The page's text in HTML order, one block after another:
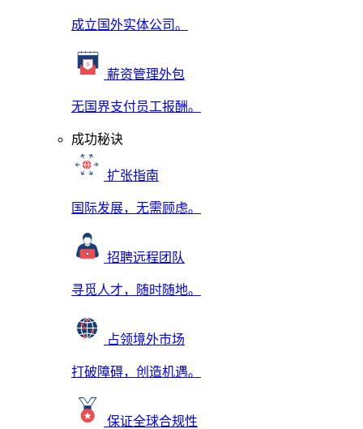
成立国外实体公司。
薪资管理外包
无国界支付员工报酬。
成功秘诀
扩张指南
国际发展，无需顾虑。
招聘远程团队
寻觅人才，随时随地。
占领境外市场
打破障碍，创造机遇。
保证全球合规性